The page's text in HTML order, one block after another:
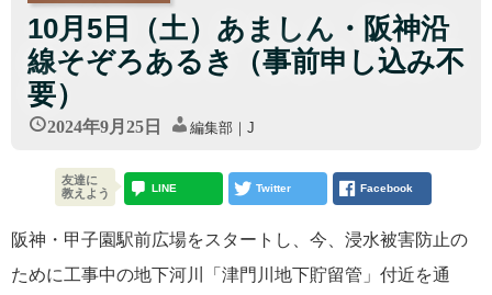
10月5日（土）あましん・阪神沿
線そぞろあるき（事前申し込み不
要）
2024年9月25日 編集部｜J
阪神・甲子園駅前広場をスタートし、今、浸水被害防止の
ために工事中の地下河川「津門川地下貯留管」付近を通
友達に
教えよう
LINE Twitter Facebook